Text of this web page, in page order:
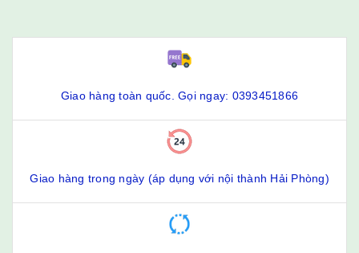
Giao hàng toàn quốc. Gọi ngay: 0393451866
Giao hàng trong ngày (áp dụng với nội thành Hải Phòng)